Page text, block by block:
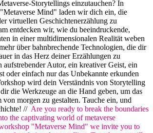
Storytellings einzutauchen? In
Mind" laden wir dich ein, die
virtuellen Geschichtenerzählung zu
entdecken wir, wie du beeindruckende,
in einer multidimensionalen Realität weben
über bahnbrechende Technologien, die dir
in das Herz deiner Erzählungen zu
aufstrebender Autor, ein kreativer Geist, ein
oder einfach nur das Unbekannte erkunden
wird dein Verständnis von Storytelling
die Werkzeuge an die Hand geben, um das
morgen zu gestalten. Tauche ein, und
// Are you ready to break the boundaries
the captivating world of metaverse
"Metaverse Mind" we invite you to